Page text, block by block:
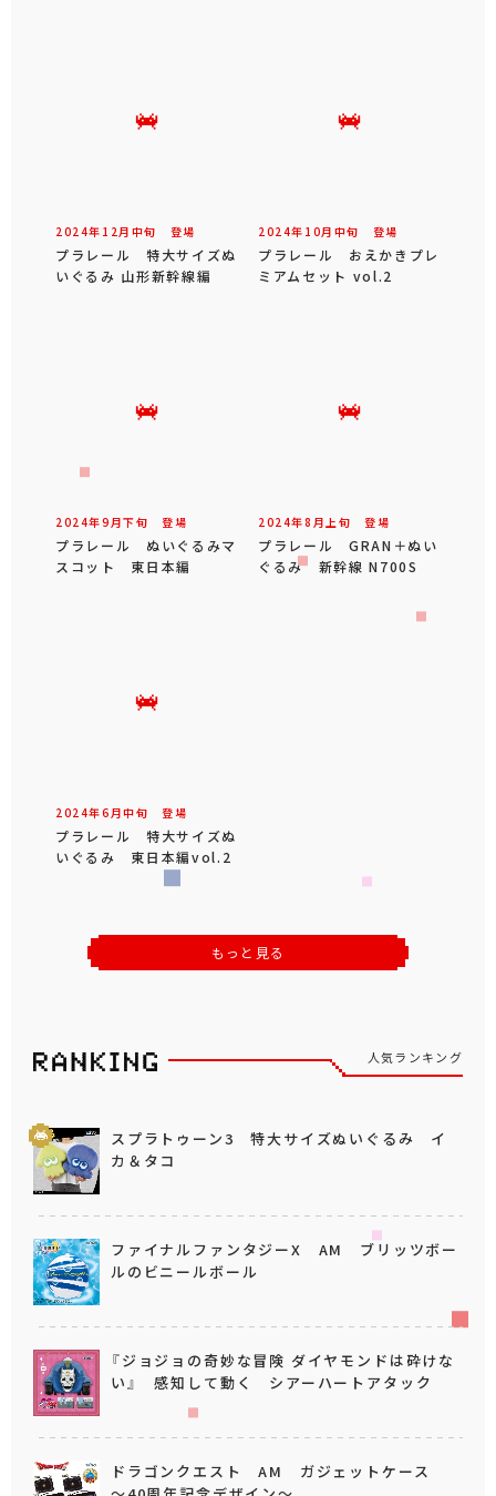
2024年 12 月 中旬 登場
プラレール 特大サイズぬ
いぐるみ 山形新幹線編
2024年 10月 中旬 登場
プラレール おえかきプレ
ミアムセット vol.2
2024年9 月下旬 登場
プラレール ぬいぐるみマ
スコット 東日本編
2024年8 月 上旬 登場
プラレール GRAN＋ぬい
ぐるみ 新幹線 N700S
2024年6 月中旬 登場
プラレール 特大サイズぬ
いぐるみ 東日本編vol.2
もっと見る
人気ランキング
スプラトゥーン3 特大サイズぬいぐるみ イ
カ＆タコ
ファイナルファンタジーX AM ブリッツボー
ルのビニールボール
『ジョジョの奇妙な冒険 ダイヤモンドは砕けな
い』 感知して動く シアーハートアタック
ドラゴンクエスト AM ガジェットケース